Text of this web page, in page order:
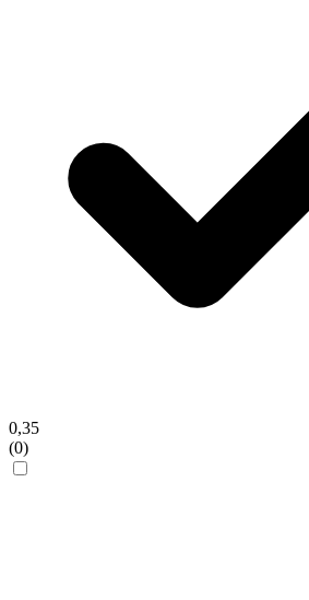
0,35
(0)